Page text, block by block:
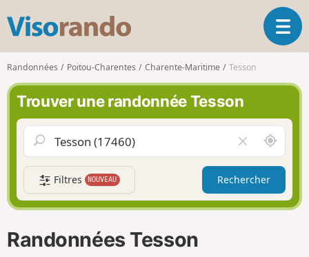
s
o
r
n
d
o
O
u
l
a
i
g
Randonnées Poitou-Charentes Charente-Maritime Tesson
Trouver une randonnée Tesson
i
d
e
r
l
A
u
t
u
r
Filtres NOUVEAU Rechercher
Randonnées Tesson